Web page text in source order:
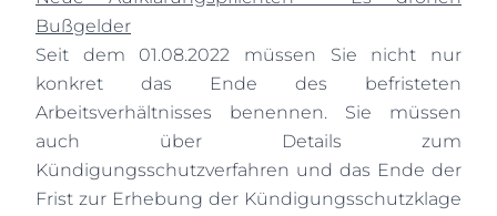
Bußgelder
Seit dem 01.08.2022 müssen Sie nicht nur
konkret das Ende des befristeten
Arbeitsverhältnisses benennen. Sie müssen
auch über Details zum
Kündigungsschutzverfahren und das Ende der
Frist zur Erhebung der Kündigungsschutzklage